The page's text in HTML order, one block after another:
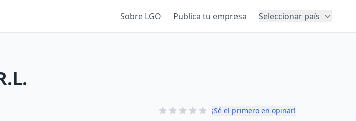
Sobre LGO Publica tu empresa Seleccionar país
¡Sé el primero en opinar!